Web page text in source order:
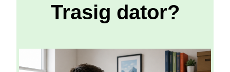
Trasig dator?